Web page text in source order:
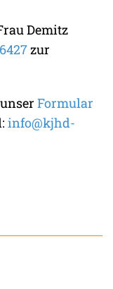
Demitz
zur
Formular
info@kjhd-